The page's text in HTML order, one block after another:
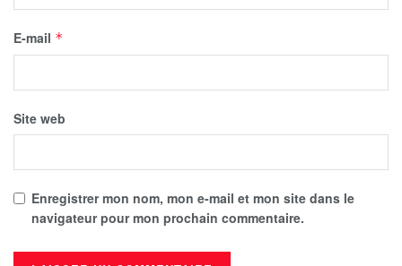
E-mail *
Site web
Enregistrer mon nom, mon e-mail et mon site dans le
navigateur pour mon prochain commentaire.